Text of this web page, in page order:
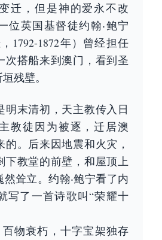
迁，但是神的爱永不改
位英国基督徒约翰‧鲍宁
，1792-1872年）曾经担任
次搭船来到澳门，看到圣
残壁。
明末清初，天主教传入日
教徒因为被逐，迁居澳
的。后来因地震和火灾，
下教堂的前壁，和屋顶上
耸立。约翰‧鲍宁看了内
写了一首诗歌叫“荣耀十
物衰朽，十字宝架独存